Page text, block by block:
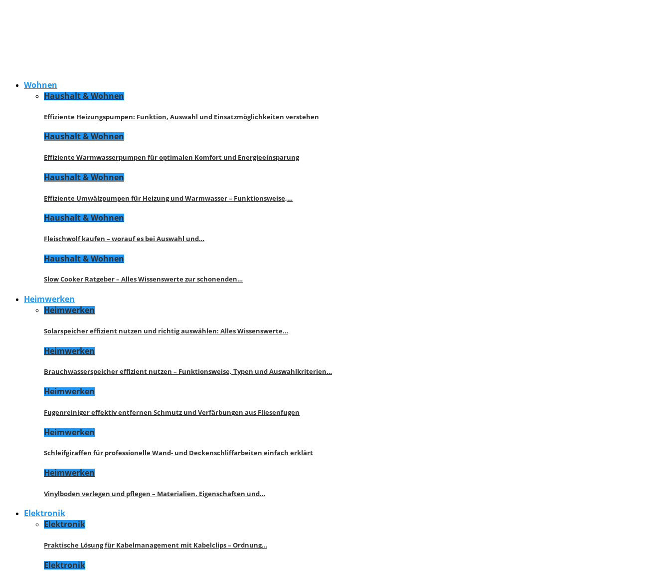
Wohnen
Haushalt & Wohnen
Effiziente Heizungspumpen: Funktion, Auswahl und Einsatzmöglichkeiten verstehen
Haushalt & Wohnen
Effiziente Warmwasserpumpen für optimalen Komfort und Energieeinsparung
Haushalt & Wohnen
Effiziente Umwälzpumpen für Heizung und Warmwasser – Funktionsweise,…
Haushalt & Wohnen
Fleischwolf kaufen – worauf es bei Auswahl und…
Haushalt & Wohnen
Slow Cooker Ratgeber – Alles Wissenswerte zur schonenden…
Heimwerken
Heimwerken
Solarspeicher effizient nutzen und richtig auswählen: Alles Wissenswerte…
Heimwerken
Brauchwasserspeicher effizient nutzen – Funktionsweise, Typen und Auswahlkriterien…
Heimwerken
Fugenreiniger effektiv entfernen Schmutz und Verfärbungen aus Fliesenfugen
Heimwerken
Schleifgiraffen für professionelle Wand- und Deckenschliffarbeiten einfach erklärt
Heimwerken
Vinylboden verlegen und pflegen – Materialien, Eigenschaften und…
Elektronik
Elektronik
Praktische Lösung für Kabelmanagement mit Kabelclips – Ordnung…
Elektronik